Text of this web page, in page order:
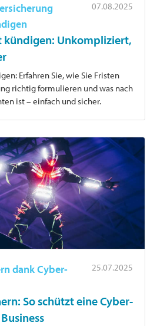
07.08.2025
Unkompliziert,
Erfahren Sie, wie Sie Fristen
richtig formulieren und was nach
ist – einfach und sicher.
25.07.2025
dank Cyber-
So schützt eine Cyber-